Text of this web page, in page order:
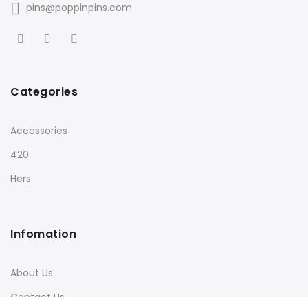
pins@poppinpins.com
Categories
Accessories
420
Hers
Infomation
About Us